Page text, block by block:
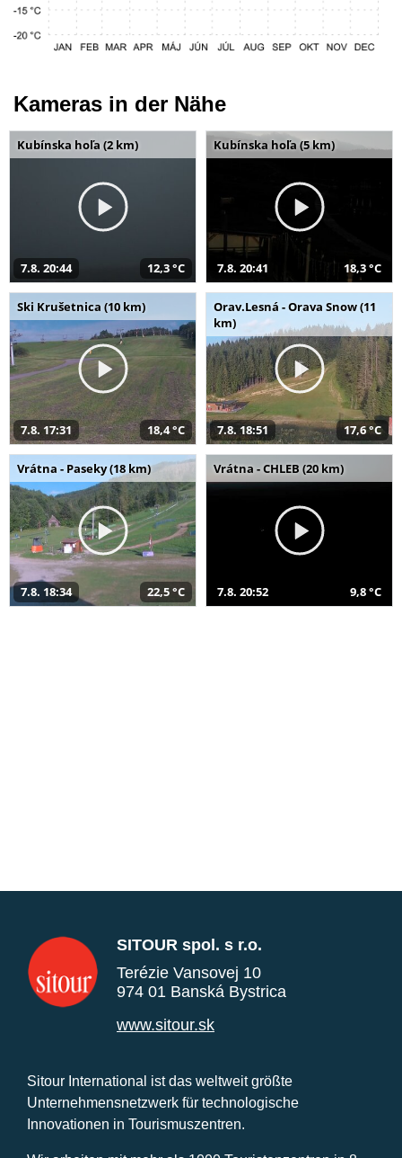
Kameras in der Nähe
Kubínska hoľa (2 km)
7.8. 20:44 12,3 °C
Kubínska hoľa (5 km)
7.8. 20:41 18,3 °C
Ski Krušetnica (10 km)
7.8. 17:31 18,4 °C
Orav.Lesná - Orava Snow (11
km)
7.8. 18:51 17,6 °C
Vrátna - Paseky (18 km)
7.8. 18:34 22,5 °C
Vrátna - CHLEB (20 km)
7.8. 20:52 9,8 °C
SITOUR spol. s r.o.
Terézie Vansovej 10
974 01 Banská Bystrica
www.sitour.sk
Sitour International ist das weltweit größte
Unternehmensnetzwerk für technologische
Innovationen in Tourismuszentren.